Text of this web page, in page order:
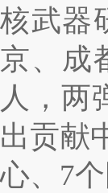
核武器
京、成
人，两
出贡献
心、7